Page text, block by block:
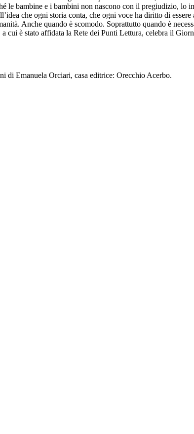
le bambine e i bambini non nascono con il pregiudizio, lo
che ogni storia conta, che ogni voce ha diritto di
Anche quando è scomodo. Soprattutto quando è
cui è stato affidata la Rete dei Punti Lettura, celebra il
Emanuela Orciari, casa editrice: Orecchio Acerbo.